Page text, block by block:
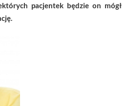
pacjentek będzie on mógł